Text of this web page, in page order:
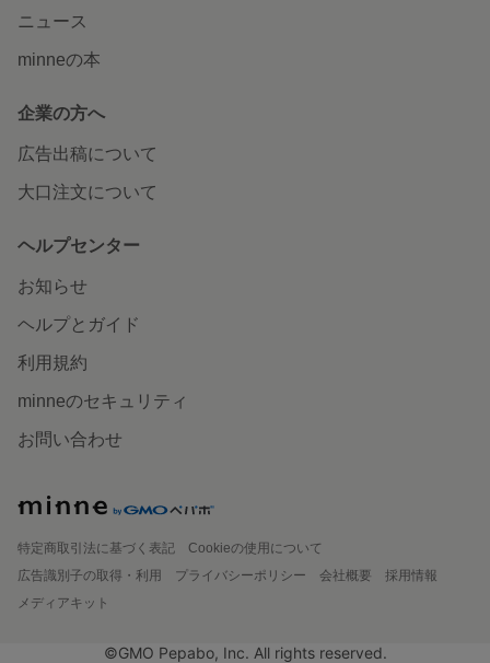
ニュース
minneの本
企業の方へ
広告出稿について
大口注文について
ヘルプセンター
お知らせ
ヘルプとガイド
利用規約
minneのセキュリティ
お問い合わせ
特定商取引法に基づく表記
Cookieの使用について
広告識別子の取得・利用
プライバシーポリシー 会社概要
採用情報
メディアキット
©GMO Pepabo, Inc. All rights reserved.